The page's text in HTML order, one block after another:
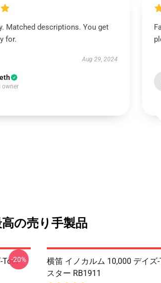
Matched descriptions. You get
for.
Aug 29, 2024
owner
の売り手製品
Tool-20%
横笛 イノカルム 10,000 デイズ
スター RB1911